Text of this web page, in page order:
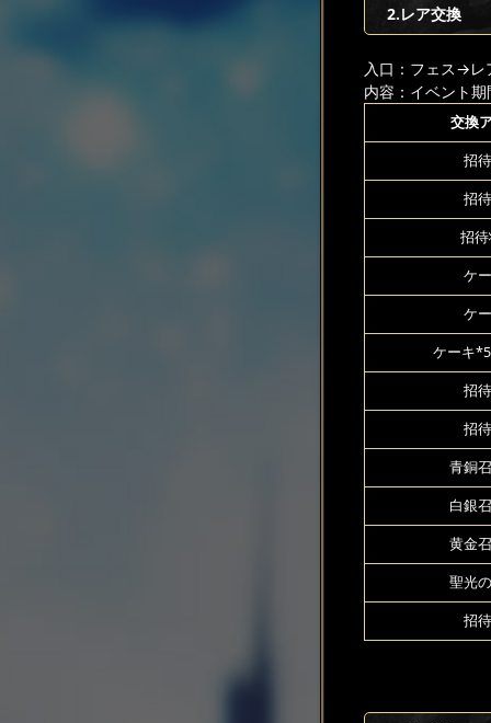
2.レア交換
入口：フェス→レ
内容：イベント
交換
招
招
招
ケ
ケ
ケーキ
招
招
青銅
白銀
黄金
聖光
招